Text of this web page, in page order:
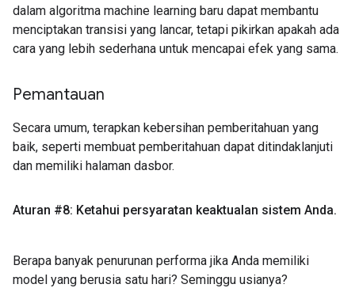
dalam algoritma machine learning baru dapat membantu
menciptakan transisi yang lancar, tetapi pikirkan apakah ada
cara yang lebih sederhana untuk mencapai efek yang sama.
Pemantauan
Secara umum, terapkan kebersihan pemberitahuan yang
baik, seperti membuat pemberitahuan dapat ditindaklanjuti
dan memiliki halaman dasbor.
Aturan #8: Ketahui persyaratan keaktualan sistem Anda.
Berapa banyak penurunan performa jika Anda memiliki
model yang berusia satu hari? Seminggu usianya?